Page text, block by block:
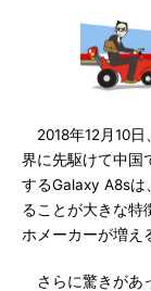
2018年12月10日
界に先駆けて中国
するGalaxy A8sは
ることが大きな特
ホメーカーが増え
さらに驚きがあ